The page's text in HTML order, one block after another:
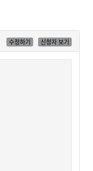
수정하기 신청자 보기